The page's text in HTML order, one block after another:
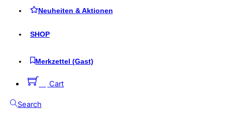
Neuheiten & Aktionen
SHOP
Merkzettel (Gast)
Cart
Search